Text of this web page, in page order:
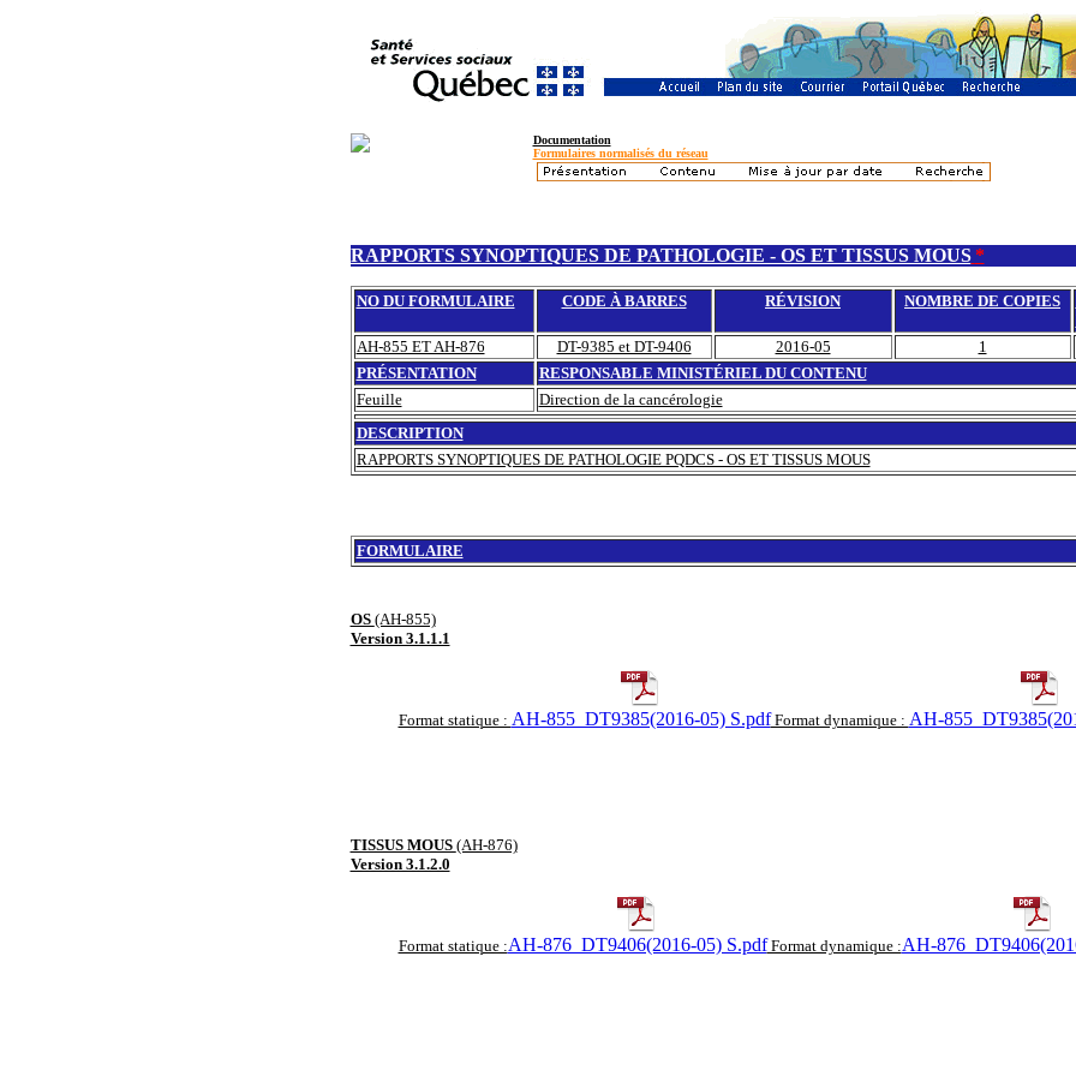
Documentation
Formulaires normalisés du réseau
RAPPORTS SYNOPTIQUES DE PATHOLOGIE - OS ET TISSUS MOUS *
NO DU FORMULAIRE CODE À BARRES RÉVISION NOMBRE DE COPIES
AH-855 ET AH-876
DT-9385 et DT-9406 2016-05
1
PRÉSENTATION
RESPONSABLE MINISTÉRIEL DU CONTENU
Feuille
Direction de la cancérologie
DESCRIPTION
RAPPORTS SYNOPTIQUES DE PATHOLOGIE PQDCS - OS ET TISSUS MOUS
FORMULAIRE
OS (AH-855)
Version 3.1.1.1
Format statique : AH-855_DT9385(2016-05) S.pdfFormat dynamique : AH-
TISSUS MOUS (AH-876)
Version 3.1.2.0
Format statique :AH-876_DT9406(2016-05) S.pdfFormat dynamique :AH-